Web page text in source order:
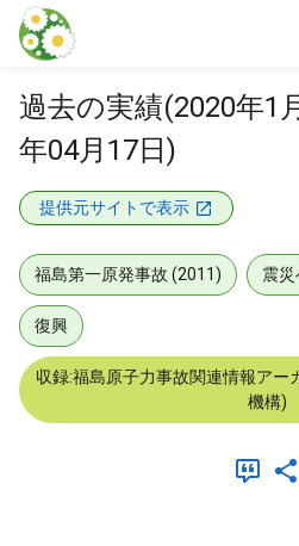
本文に飛ぶ
過去の実績(2020年1
年04月17日)
提供元サイトで表示
福島第一原発事故 (2011) 震災
復興
収録:福島原子力事故関連情報アー
機構)